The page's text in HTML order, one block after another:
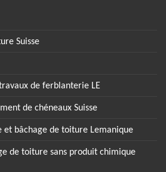
Suisse
de ferblanterie LE
de chéneaux Suisse
et bâchage de toiture Lemanique
de toiture sans produit chimique